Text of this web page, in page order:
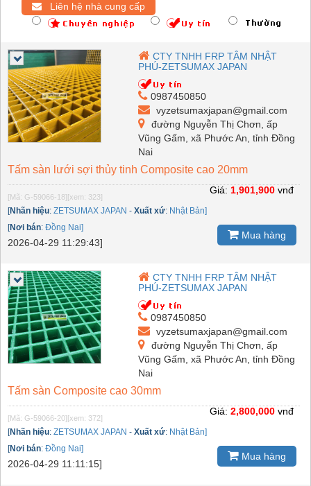
Liên hệ nhà cung cấp
CTY TNHH FRP TÂM NHẬT
PHÚ-ZETSUMAX JAPAN
0987450850
vyzetsumaxjapan@gmail.com
đường Nguyễn Thị Chơn, ấp
Vũng Gấm, xã Phước An, tỉnh Đồng
Nai
Tấm sàn lưới sợi thủy tinh Composite cao 20mm
[Mã: G-59066-18] [xem: 323]
[Nhãn hiệu: ZETSUMAX JAPAN - Xuất xứ: Nhật Bản]
[Nơi bán: Đồng Nai]
2026-04-29 11:29:43]
Giá: 1,901,900 vnđ
Mua hàng
CTY TNHH FRP TÂM NHẬT
PHÚ-ZETSUMAX JAPAN
0987450850
vyzetsumaxjapan@gmail.com
đường Nguyễn Thị Chơn, ấp
Vũng Gấm, xã Phước An, tỉnh Đồng
Nai
Tấm sàn Composite cao 30mm
[Mã: G-59066-20] [xem: 372]
[Nhãn hiệu: ZETSUMAX JAPAN - Xuất xứ: Nhật Bản]
[Nơi bán: Đồng Nai]
2026-04-29 11:11:15]
Giá: 2,800,000 vnđ
Mua hàng